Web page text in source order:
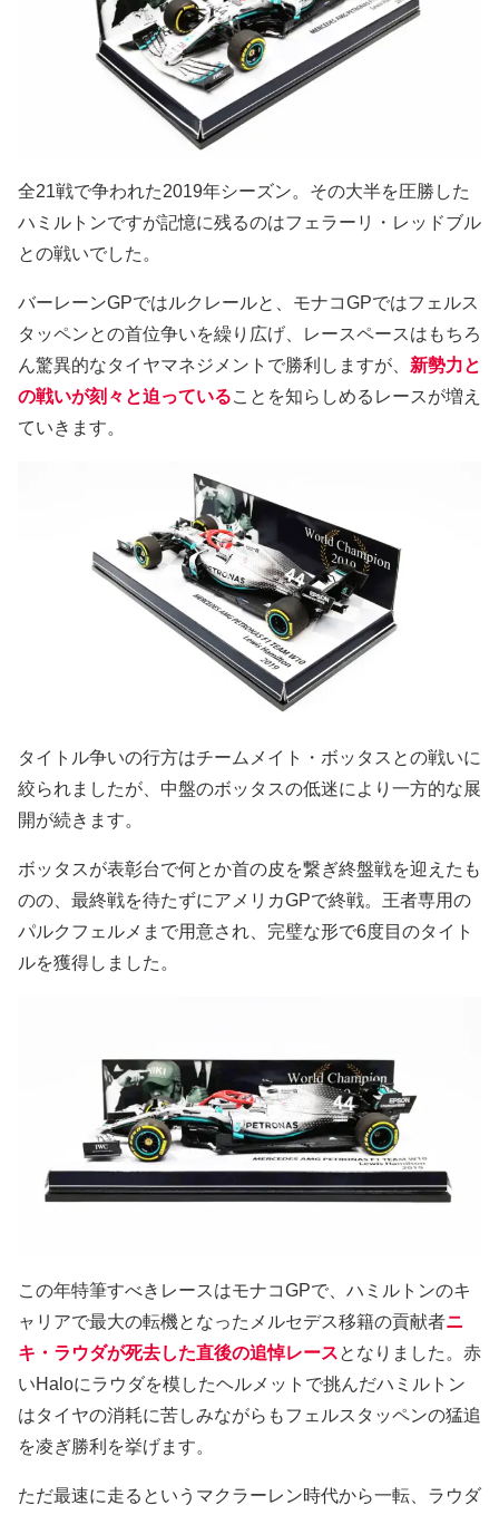
全21戦で争われた2019年シーズン。その大半を圧勝した
ハミルトンですが記憶に残るのはフェラーリ・レッドブル
との戦いでした。
バーレーンGPではルクレールと、モナコGPではフェルス
タッペンとの首位争いを繰り広げ、レースペースはもちろ
ん驚異的なタイヤマネジメントで勝利しますが、 新勢力と
の戦いが刻々と迫っていることを知らしめるレースが増え
ていきます。
タイトル争いの行方はチームメイト・ボッタスとの戦いに
絞られましたが、中盤のボッタスの低迷により一方的な展
開が続きます。
ボッタスが表彰台で何とか首の皮を繋ぎ終盤戦を迎えたも
のの、最終戦を待たずにアメリカGPで終戦。王者専用の
パルクフェルメまで用意され、完璧な形で6度目のタイト
ルを獲得しました。
この年特筆すべきレースはモナコGPで、ハミルトンのキ
ャリアで最大の転機となったメルセデス移籍の貢献者ニ
キ・ラウダが死去した直後の追悼レースとなりました。赤
いHaloにラウダを模したヘルメットで挑んだハミルトン
はタイヤの消耗に苦しみながらもフェルスタッペンの猛追
を凌ぎ勝利を挙げます。
ただ最速に走るというマクラーレン時代から一転、ラウダ